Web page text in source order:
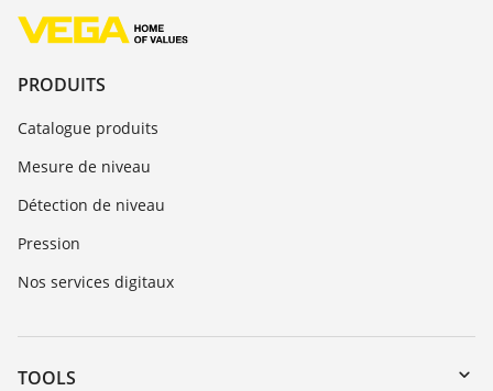
PRODUITS
Catalogue produits
Mesure de niveau
Détection de niveau
Pression
Nos services digitaux
TOOLS